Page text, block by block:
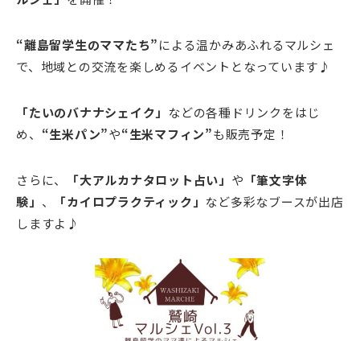
“離島留学生のママたち”による温かみあふれるマルシェ
で、地域との交流を楽しめるイベントとなっています♪
「たいのバナナシェイク」 などの各種ドリンクをはじ
め、 “生米パン”や“生米マフィン”も販売予定！
さらに、 「大アルカナタロット占い」 や 「筆文字体
験」 、 「カイロプラクティック」 など多彩なブースが出店
しますよ♪